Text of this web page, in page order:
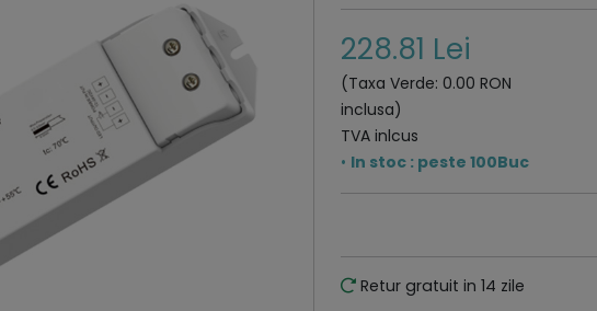
228.81 Lei
(Taxa Verde: 0.00 RON
inclusa)
TVA inlcus
• In stoc : peste 100Buc
Retur gratuit in 14 zile